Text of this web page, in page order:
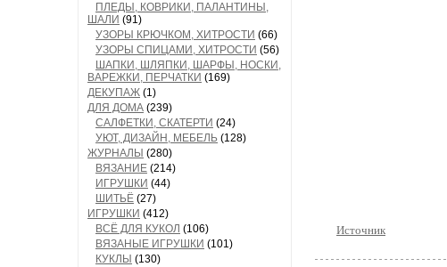
ПЛЕДЫ, КОВРИКИ, ПАЛАНТИНЫ,
ШАЛИ (91)
УЗОРЫ КРЮЧКОМ, ХИТРОСТИ (66)
УЗОРЫ СПИЦАМИ, ХИТРОСТИ (56)
ШАПКИ, ШЛЯПКИ, ШАРФЫ, НОСКИ,
ВАРЕЖКИ, ПЕРЧАТКИ (169)
ДЕКУПАЖ (1)
ДЛЯ ДОМА (239)
САЛФЕТКИ, СКАТЕРТИ (24)
УЮТ, ДИЗАЙН, МЕБЕЛЬ (128)
ЖУРНАЛЫ (280)
ВЯЗАНИЕ (214)
ИГРУШКИ (44)
ШИТЬЁ (27)
ИГРУШКИ (412)
ВСЁ ДЛЯ КУКОЛ (106)
ВЯЗАНЫЕ ИГРУШКИ (101)
КУКЛЫ (130)
Источник